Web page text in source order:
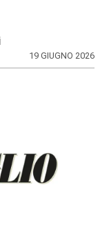
19 GIUGNO 2026